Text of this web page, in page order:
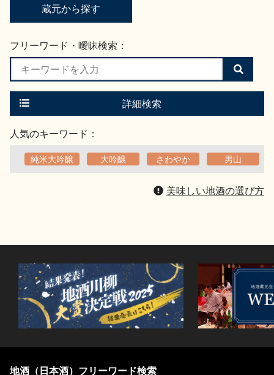
蔵元から探す
フリーワード・曖昧検索：
検
索
す
詳細検索
人気のキーワード：
純米大吟醸 大吟醸 さわやか 男山
美味しい地酒の選び方
地酒（日本酒）フリーワード検索